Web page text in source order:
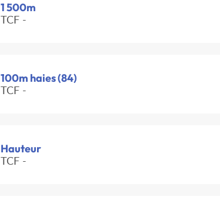
1 500m
TCF -
100m haies (84)
TCF -
Hauteur
TCF -